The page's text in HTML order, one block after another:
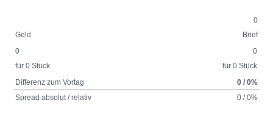
0
Geld
Brief
0
für 0 Stück
0
für 0 Stück
Differenz zum Vortag
0 / 0%
Spread absolut / relativ
0 / 0%